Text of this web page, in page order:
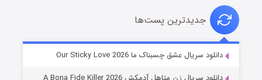
شوهر
جدیدترین پست‌ها
دانلود سریال عشق چسبناک ما Our Sticky Love 2026